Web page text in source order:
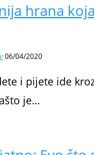
hrana
06/04/2020
i pijete ide
je…